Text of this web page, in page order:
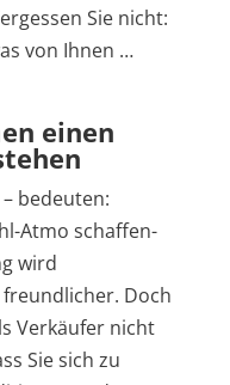
Sie nicht:
von Ihnen …
einen
bedeuten:
Atmo schaffen-
wird
Doch
Verkäufer nicht
Sie sich zu